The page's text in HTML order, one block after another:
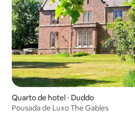
Quarto de hotel ⋅ Duddo
Pousada de Luxo The Gables